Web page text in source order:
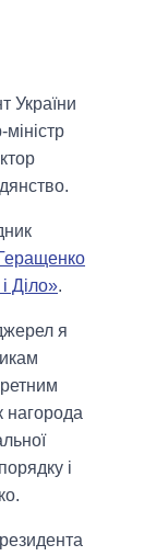
України
Діло».
я
нагорода
і